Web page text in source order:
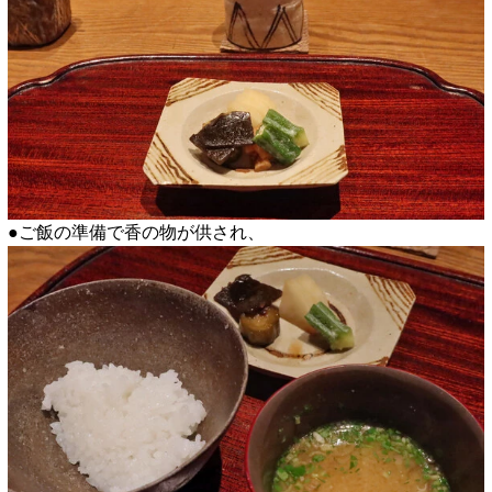
●ご飯の準備で香の物が供され、